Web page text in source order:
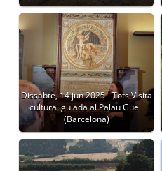
Dissabte, 14 jun 2025 - Tots Visita
cultural guiada al Palau Güell
(Barcelona)